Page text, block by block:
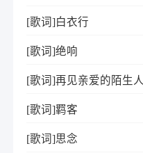
[歌词]白衣行
[歌词]绝响
[歌词]再见亲爱的陌生人
[歌词]羁客
[歌词]​思念